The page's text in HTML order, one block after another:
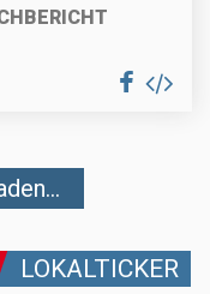
LOKALTICKER